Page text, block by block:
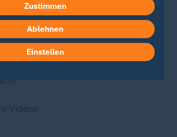
Zustimmen
Ablehnen
Einstellen